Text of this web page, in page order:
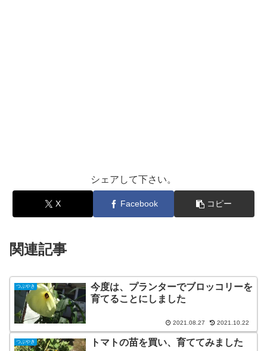
シェアして下さい。
X Facebook コピー
関連記事
つぶやき
今度は、プランターでブロッコリーを
育てることにしました
2021.08.27 2021.10.22
つぶやき トマトの苗を買い、育ててみました